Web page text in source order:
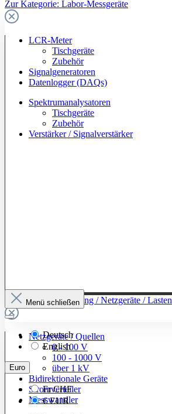
Zur Kategorie: Labor-Messgeräte
LCR-Meter
Tischgeräte
Zubehör
Signalgeneratoren
Datenlogger (DAQs)
Spektrumanalysatoren
Tischgeräte
Zubehör
Verstärker / Signalverstärker
Zur Kategorie: Leistung / Netzgeräte / Lasten
Netzgeräte / Quellen
0 - 100 V
100 - 1000 V
über 1 kV
Bidirektionale Geräte
Stromverteiler
Messwandler
Menü schließen
Deutsch
English
Euro
FrCHF
€EUR